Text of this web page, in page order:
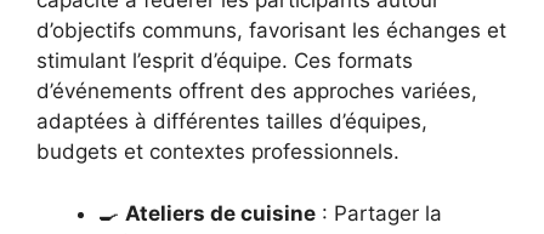
d’objectifs communs, favorisant les échanges et
stimulant l’esprit d’équipe. Ces formats
d’événements offrent des approches variées,
adaptées à différentes tailles d’équipes,
budgets et contextes professionnels.
🍳 Ateliers de cuisine : Partager la